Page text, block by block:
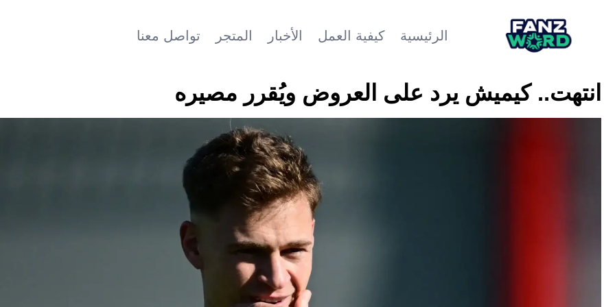
الرئيسية كيفية العمل الأخبار المتجر تواصل معنا
انتهت.. كيميش يرد على العروض ويُقرر مصيره